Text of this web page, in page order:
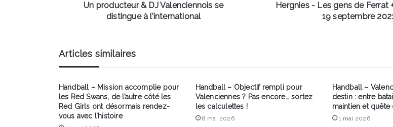
Un producteur & DJ Valenciennois se
distingue à l’international
Hergnies - Les gens de Ferrat
19 septembre
Articles similaires
Handball – Mission accomplie pour
les Red Swans, de l’autre côté les
Red Girls ont désormais rendez-
vous avec l’histoire
Handball – Objectif rempli pour
Valenciennes ? Pas encore… sortez
les calculettes !
8 mai 2026
Handball –
destin : entre
maintien et quête
1 mai 2026